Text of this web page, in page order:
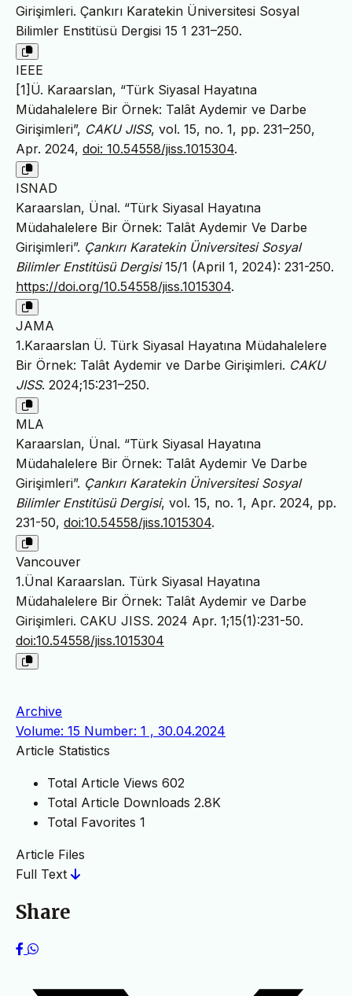
Girişimleri. Çankırı Karatekin Üniversitesi Sosyal
Bilimler Enstitüsü Dergisi 15 1 231–250.
IEEE
[1]Ü. Karaarslan, “Türk Siyasal Hayatına
Müdahalelere Bir Örnek: Talât Aydemir ve Darbe
Girişimleri”, CAKU JISS, vol. 15, no. 1, pp. 231–250,
Apr. 2024, doi: 10.54558/jiss.1015304.
ISNAD
Karaarslan, Ünal. “Türk Siyasal Hayatına
Müdahalelere Bir Örnek: Talât Aydemir Ve Darbe
Girişimleri”. Çankırı Karatekin Üniversitesi Sosyal
Bilimler Enstitüsü Dergisi15/1 (April 1, 2024): 231-250.
https://doi.org/10.54558/jiss.1015304.
JAMA
1.Karaarslan Ü. Türk Siyasal Hayatına Müdahalelere
Bir Örnek: Talât Aydemir ve Darbe Girişimleri. CAKU
JISS. 2024;15:231–250.
MLA
Karaarslan, Ünal. “Türk Siyasal Hayatına
Müdahalelere Bir Örnek: Talât Aydemir Ve Darbe
Girişimleri”. Çankırı Karatekin Üniversitesi Sosyal
Bilimler Enstitüsü Dergisi, vol. 15, no. 1, Apr. 2024, pp.
231-50, doi:10.54558/jiss.1015304.
Vancouver
1.Ünal Karaarslan. Türk Siyasal Hayatına
Müdahalelere Bir Örnek: Talât Aydemir ve Darbe
Girişimleri. CAKU JISS. 2024 Apr. 1;15(1):231-50.
doi:10.54558/jiss.1015304
Archive
Volume: 15 Number: 1 , 30.04.2024
Article Statistics
Total Article Views 602
Total Article Downloads 2.8K
Total Favorites 1
Article Files
Full Text
Share